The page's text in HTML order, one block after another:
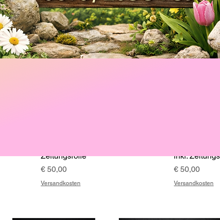
Zeitungsrolle
Preis
€ 50,00
Versandkosten
inkl.
Preis
€ 50,00
Versandkosten